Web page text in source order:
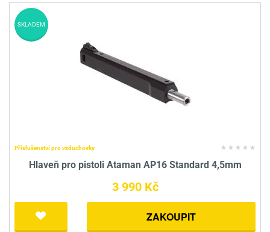
Příslušenství pro vzduchovky
Hlaveň pro pistoli Ataman AP16 Standard 4,5mm
3 990 Kč
ZAKOUPIT
SKLADEM